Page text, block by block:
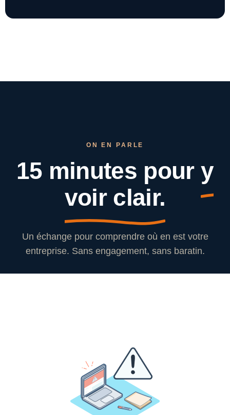
ON EN PARLE
15 minutes pour y
voir clair.
Un échange pour comprendre où en est votre
entreprise. Sans engagement, sans baratin.